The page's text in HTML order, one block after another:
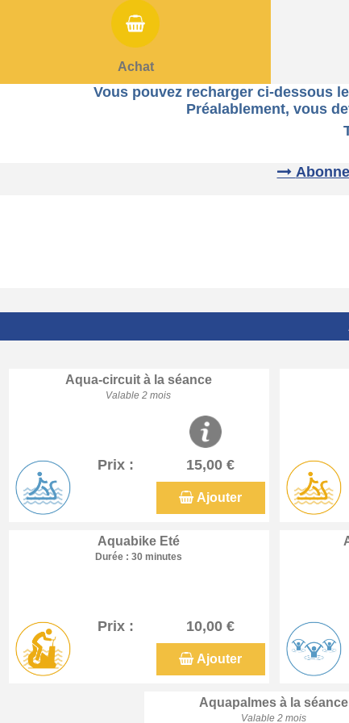
Achat
Vous pouvez recharger ci-dessous
Préalablement, vous
Tarifs : 2 € Carte Piscine et
Aqua-circuit à la séance
Valable 2 mois
Prix : 15,00 €
Ajouter
Aquabike Eté
Durée : 30 minutes
Prix : 10,00 €
Ajouter
Aquapalmes à la séance
Valable 2 mois